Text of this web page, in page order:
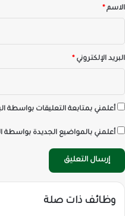
*الاسم*
البريد الإلكتروني*
أعلمني بمتابعة التعليقات بواسطة
أعلمني بالمواضيع الجديدة بواسطة
وظائف ذات صلة